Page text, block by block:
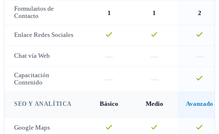
Formularios de
Contacto
1 1 2
Enlace Redes Sociales
Chat vía Web — — —
Capacitación
Contenido
— —
SEO Y ANALÍTICA Básico Medio Avanzado
Google Maps